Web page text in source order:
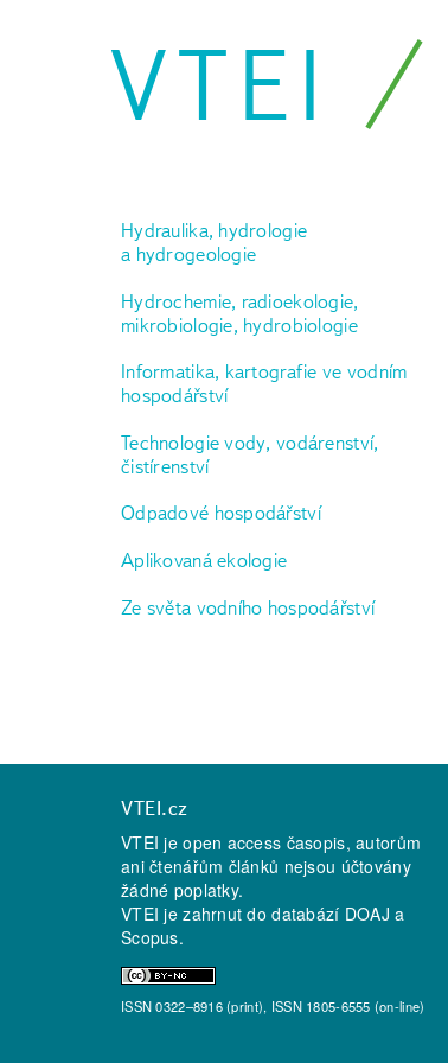
VTEI
Hydraulika, hydrologie
a hydrogeologie
Hydrochemie, radioekologie,
mikrobiologie, hydrobiologie
Informatika, kartografie ve vodním
hospodářství
Technologie vody, vodárenství,
čistírenství
Odpadové hospodářství
Aplikovaná ekologie
Ze světa vodního hospodářství
VTEI.cz
VTEI je open access časopis, autorům
ani čtenářům článků nejsou účtovány
žádné poplatky.
VTEI je zahrnut do databází DOAJ a
Scopus.
ISSN 0322–8916 (print), ISSN 1805-6555 (on-line)